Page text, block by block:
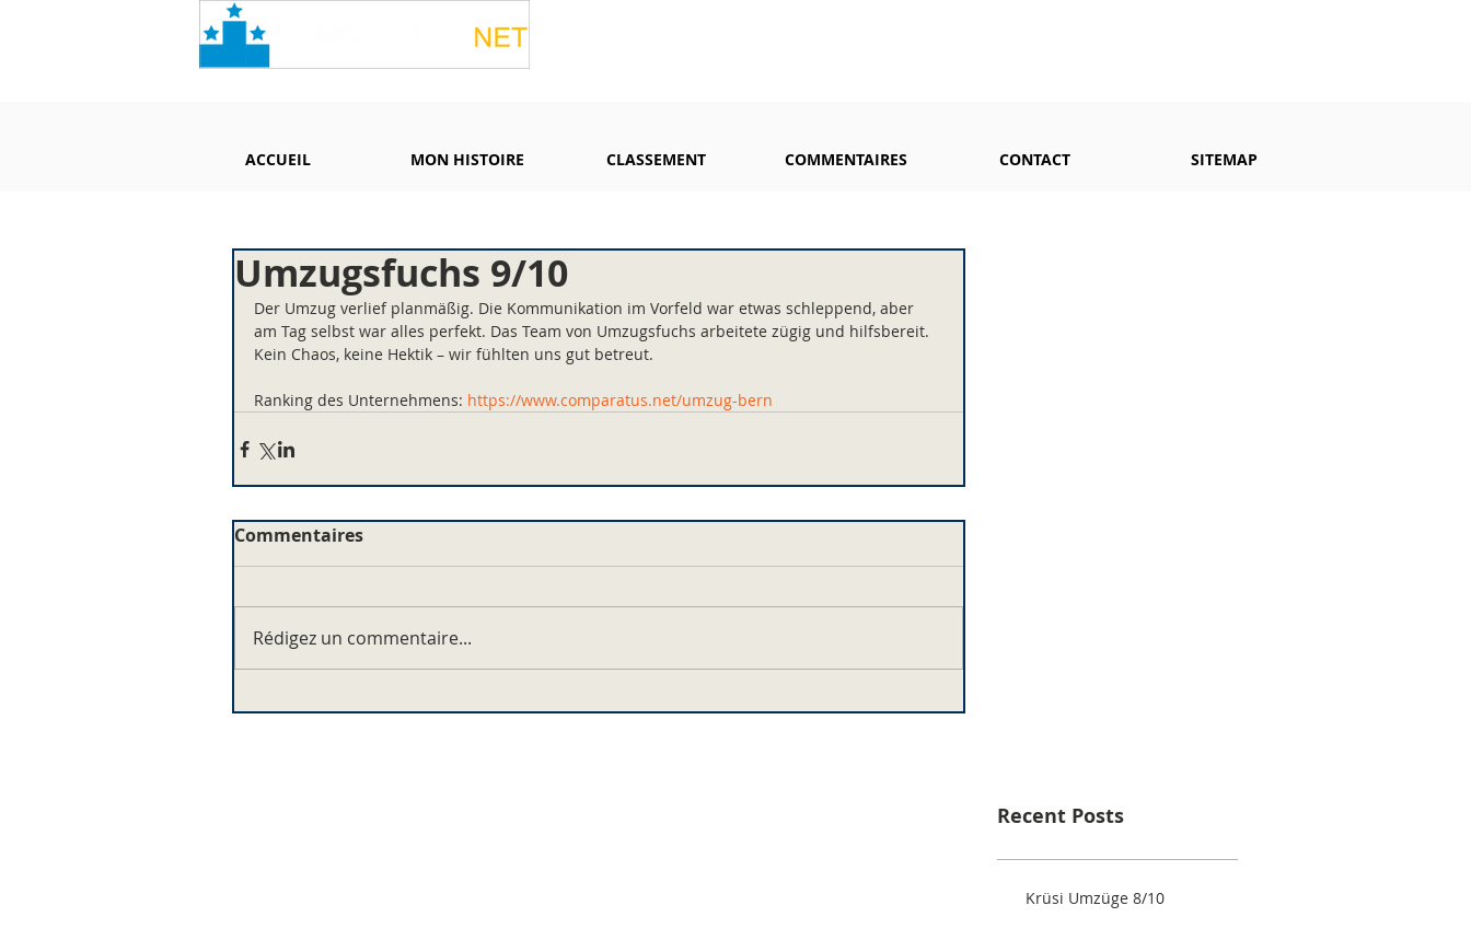
ACCUEIL MON HISTOIRE CLASSEMENT COMMENTAIRES CONTACT SITEMAP
Umzugsfuchs 9/10
Der Umzug verlief planmäßig. Die Kommunikation im Vorfeld war etwas schleppend, aber
am Tag selbst war alles perfekt. Das Team von Umzugsfuchs arbeitete zügig und hilfsbereit.
Kein Chaos, keine Hektik – wir fühlten uns gut betreut.
Ranking des Unternehmens: https://www.comparatus.net/umzug-bern
Commentaires
Rédigez un commentaire...
Recent Posts
Krüsi Umzüge 8/10